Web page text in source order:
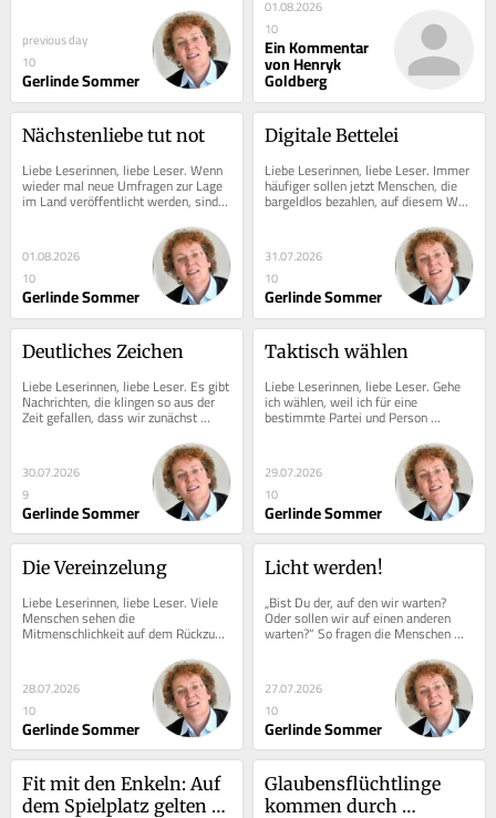
previous day
10
Gerlinde Sommer
01.08.2026
10
Ein Kommentar
von Henryk
Goldberg
Nächstenliebe tut not
Liebe Leserinnen, liebe Leser. Wenn
wieder mal neue Umfragen zur Lage
im Land veröffentlicht werden, sind
01.08.2026
10
Gerlinde Sommer
Digitale Bettelei
Liebe Leserinnen, liebe Leser. Immer
häufiger sollen jetzt Menschen, die
bargeldlos bezahlen, auf diesem Weg
um Trinkgeld angegangen werden.
31.07.2026
10
Gerlinde Sommer
Deutliches Zeichen
Liebe Leserinnen, liebe Leser. Es gibt
Nachrichten, die klingen so aus der
Zeit gefallen, dass wir zunächst
denken: Gibt’s doch nicht. Oder:
30.07.2026
9
Gerlinde Sommer
Taktisch wählen
Liebe Leserinnen, liebe Leser. Gehe
ich wählen, weil ich für eine
bestimmte Partei und Person
29.07.2026
10
Gerlinde Sommer
Die Vereinzelung
Liebe Leserinnen, liebe Leser. Viele
Menschen sehen die
Mitmenschlichkeit auf dem Rückzug.
28.07.2026
10
Gerlinde Sommer
Licht werden!
„Bist Du der, auf den wir warten?
Oder sollen wir auf einen anderen
warten?“ So fragen die Menschen
Jesus. Er antwortet: „Ihr seht:
27.07.2026
10
Gerlinde Sommer
Fit mit den Enkeln: Auf
dem Spielplatz gelten
Glaubensflüchtlinge
kommen durch